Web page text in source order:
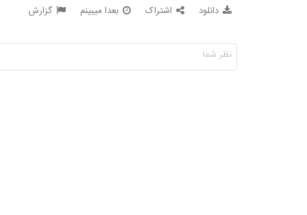
دانلود اشتراک بعدا میبینم گزارش